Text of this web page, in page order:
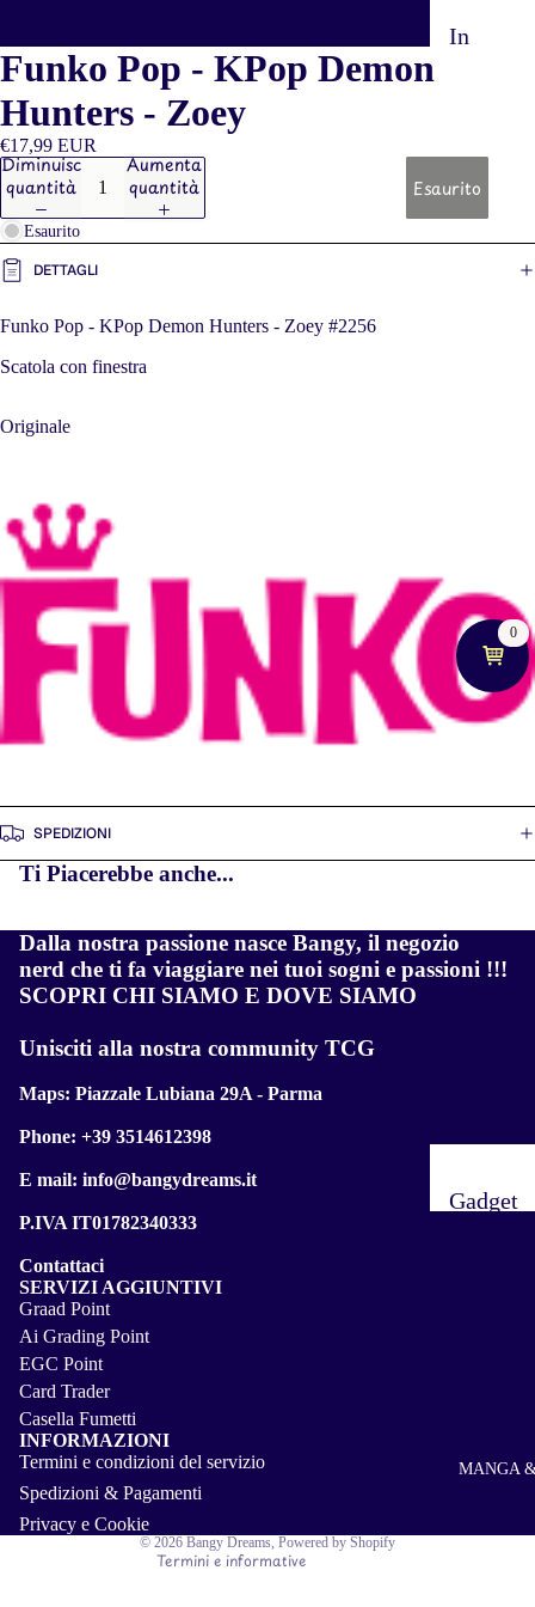
0
In
ni
Portach
Gadget
MANGA
Funko Pop - KPop Demon
Hunters - Zoey
€17,99 EUR
Diminuisci
quantità
Aumenta
quantità
Esaurito
Esaurito
DETTAGLI
Funko Pop - KPop Demon Hunters - Zoey #2256
Scatola con finestra
Originale
SPEDIZIONI
Ti Piacerebbe anche...
Dalla nostra passione nasce Bangy, il negozio
nerd che ti fa viaggiare nei tuoi sogni e passioni !!!
SCOPRI CHI SIAMO E DOVE SIAMO
Unisciti alla nostra community TCG
Maps: Piazzale Lubiana 29A - Parma
Phone: +39 3514612398
E mail: info@bangydreams.it
P.IVA IT01782340333
Contattaci
SERVIZI AGGIUNTIVI
Graad Point
Ai Grading Point
EGC Point
Card Trader
Casella Fumetti
INFORMAZIONI
Termini e condizioni del servizio
Spedizioni & Pagamenti
Privacy e Cookie
© 2026 Bangy Dreams, Powered by Shopify
Termini e informative
Informativa sulla privacy
Termini e condizioni del servizio
Informativa sulle spedizioni
Informativa legale
Recapiti